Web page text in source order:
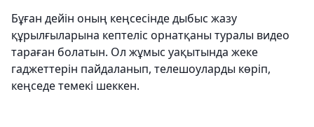
Бұған дейін оның кеңсесінде дыбыс жазу
құрылғыларына кептеліс орнатқаны туралы видео
тараған болатын. Ол жұмыс уақытында жеке
гаджеттерін пайдаланып, телешоуларды көріп,
кеңседе темекі шеккен.